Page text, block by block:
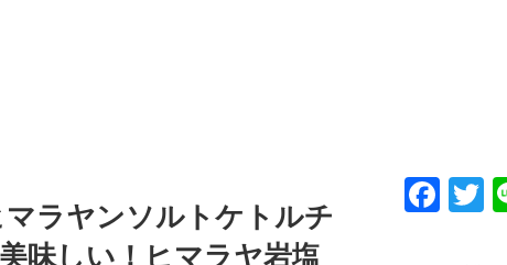
ラヤンソルトケトルチ
味しい！ヒマラヤ岩塩
F T